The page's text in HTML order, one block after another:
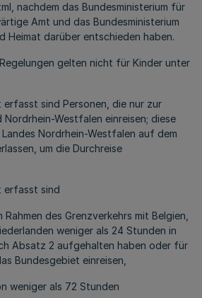
nachdem das Bundesministerium für
Amt und das Bundesministerium
Heimat darüber entschieden haben.
gelten nicht für Kinder unter
erfasst sind Personen, die nur zur
Nordrhein-Westfalen einreisen; diese
Nordrhein-Westfalen auf dem
um die Durchreise
erfasst sind
Rahmen des Grenzverkehrs mit Belgien,
weniger als 24 Stunden in
Absatz 2 aufgehalten haben oder für
Bundesgebiet einreisen,
weniger als 72 Stunden